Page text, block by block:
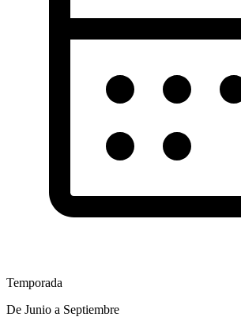
Temporada
De Junio a Septiembre